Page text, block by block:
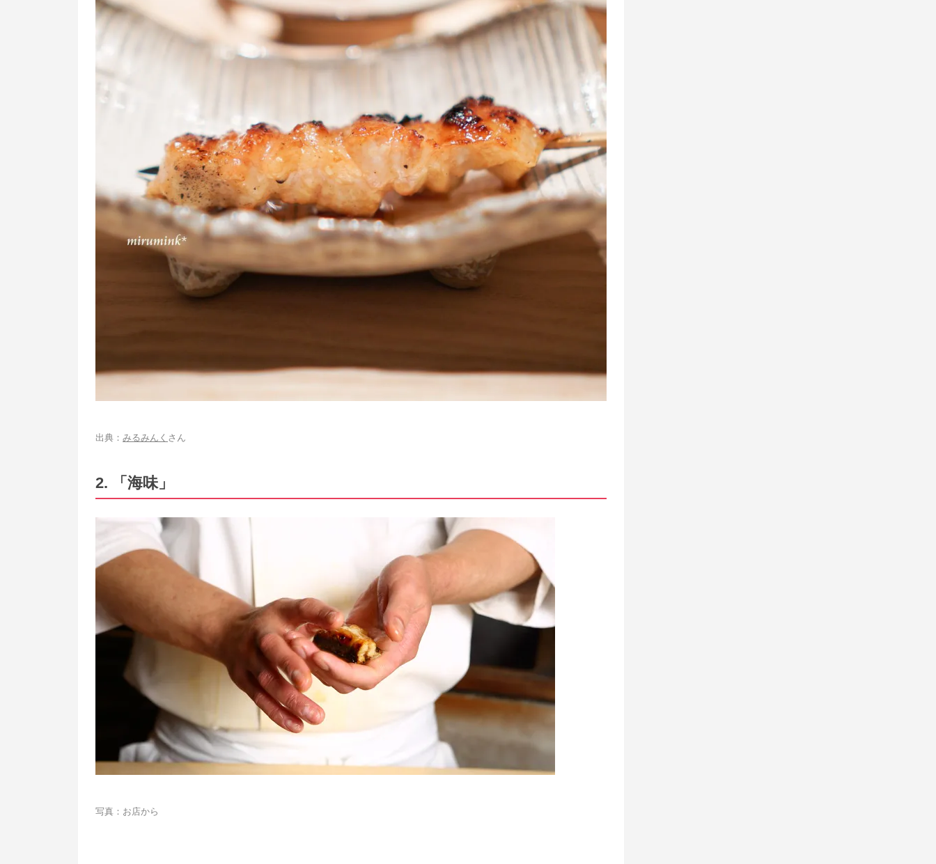
出典： みるみんく さん
2. 「海味」
写真：お店から